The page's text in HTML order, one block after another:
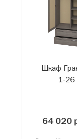
Шкаф
1-26
64 020